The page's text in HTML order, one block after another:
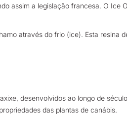
assim a legislação francesa. O Ice
através do frio (ice). Esta resina
desenvolvidos ao longo de
das plantas de canábis.